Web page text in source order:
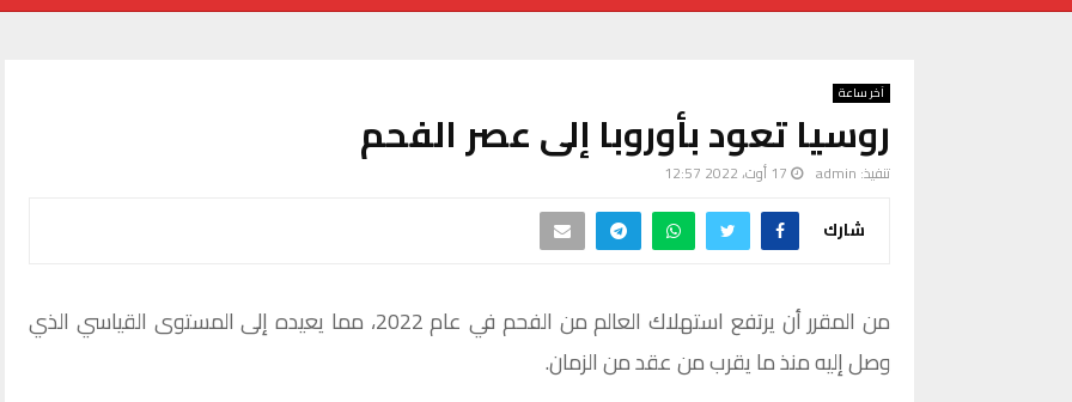
آخر ساعة
روسيا تعود بأوروبا إلى عصر الفحم
تنفيذ: admin 17 أوت، 2022 12:57
شارك
من المقرر أن يرتفع استهلاك العالم من الفحم في عام 2022، مما يعيده إلى المستوى القياسي الذي
وصل إليه منذ ما يقرب من عقد من الزمان.